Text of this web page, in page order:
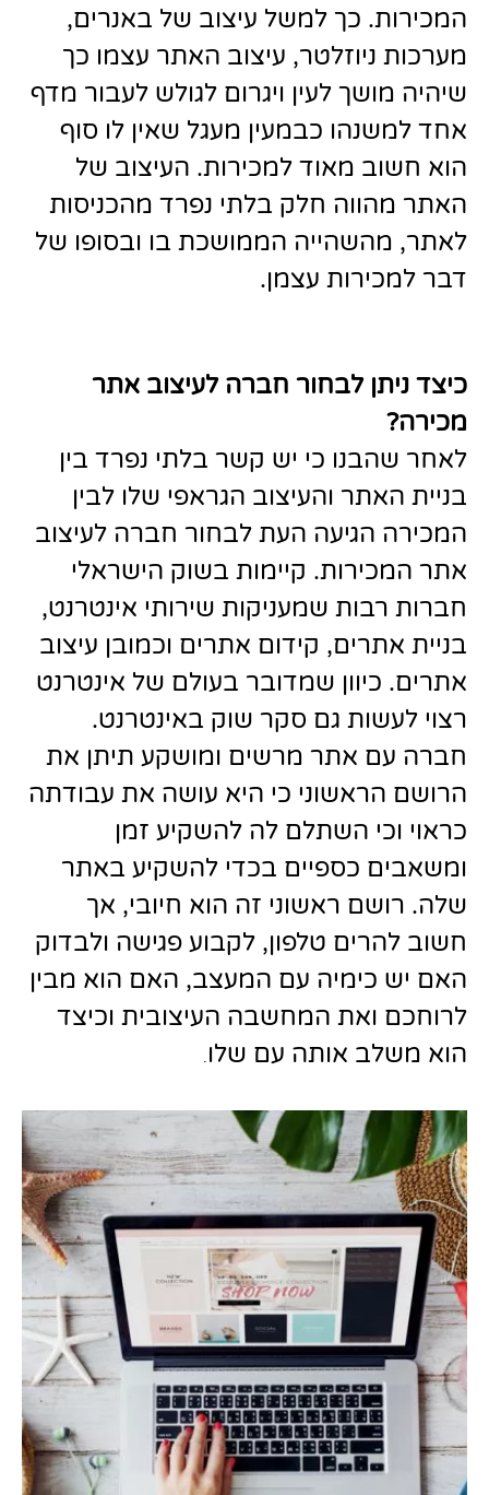
המכירות. כך למשל עיצוב של באנרים,
מערכות ניוזלטר, עיצוב האתר עצמו כך
שיהיה מושך לעין ויגרום לגולש לעבור מדף
אחד למשנהו כבמעין מעגל שאין לו סוף
הוא חשוב מאוד למכירות. העיצוב של
האתר מהווה חלק בלתי נפרד מהכניסות
לאתר, מהשהייה הממושכת בו ובסופו של
דבר למכירות עצמן.
כיצד ניתן לבחור חברה לעיצוב אתר
מכירה?
לאחר שהבנו כי יש קשר בלתי נפרד בין
בניית האתר והעיצוב הגראפי שלו לבין
המכירה הגיעה העת לבחור חברה לעיצוב
אתר המכירות. קיימות בשוק הישראלי
חברות רבות שמעניקות שירותי אינטרנט,
בניית אתרים, קידום אתרים וכמובן עיצוב
אתרים. כיוון שמדובר בעולם של אינטרנט
רצוי לעשות גם סקר שוק באינטרנט.
חברה עם אתר מרשים ומושקע תיתן את
הרושם הראשוני כי היא עושה את עבודתה
כראוי וכי השתלם לה להשקיע זמן
ומשאבים כספיים בכדי להשקיע באתר
שלה. רושם ראשוני זה הוא חיובי, אך
חשוב להרים טלפון, לקבוע פגישה ולבדוק
האם יש כימיה עם המעצב, האם הוא מבין
לרוחכם ואת המחשבה העיצובית וכיצד
הוא משלב אותה עם שלו